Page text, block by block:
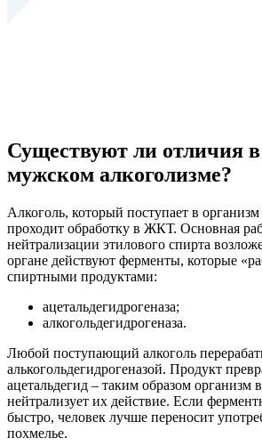
Существуют ли отличия
мужском алкоголизме?
Алкоголь, который поступает в
проходит обработку в ЖКТ. Основная
нейтрализации этилового спирта
органе действуют ферменты, которые
спиртными продуктами:
ацетальдегидрогеназа;
алкогольдегидрогеназа.
Любой поступающий алкоголь
алькогольдегидрогеназой. Продукт
ацетальдегид – таким образом организм
нейтрализует их действие. Если
быстро, человек лучше переносит
похмелье.